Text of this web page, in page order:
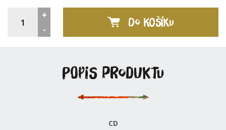
+
-
DO KOŠÍKU
Popis produktu
CD